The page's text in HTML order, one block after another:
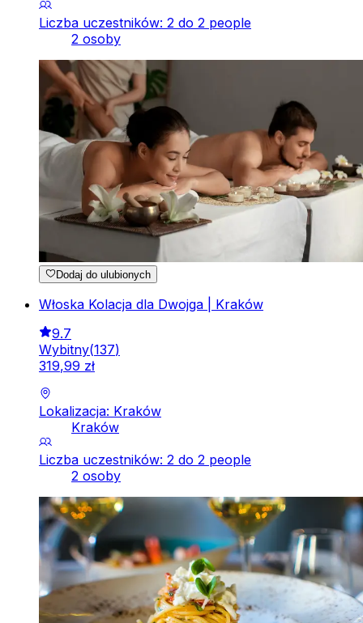
Liczba uczestników: 2 do 2 people
2 osoby
Dodaj do ulubionych
Włoska Kolacja dla Dwojga | Kraków
9.7
Wybitny(137)
319,99 zł
Lokalizacja: Kraków
Kraków
Liczba uczestników: 2 do 2 people
2 osoby